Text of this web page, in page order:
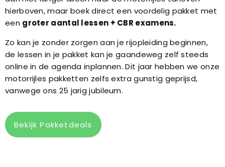
hierboven, maar boek direct een voordelig pakket met
een groter aantal lessen + CBR examens.
Zo kan je zonder zorgen aan je rijopleiding beginnen,
de lessen in je pakket kan je gaandeweg zelf steeds
online in de agenda inplannen. Dit jaar hebben we onze
motorrijles pakketten zelfs extra gunstig geprijsd,
vanwege ons 25 jarig jubileum.
Bekijk Pakketdeals